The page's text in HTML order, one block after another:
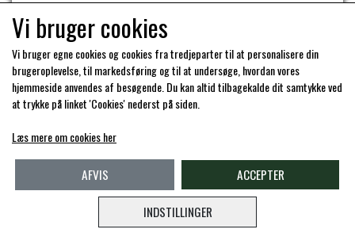
KRAFFT
Vi bruger cookies
Vi bruger egne cookies og cookies fra tredjeparter til at personalisere din
brugeroplevelse, til markedsføring og til at undersøge, hvordan vores
hjemmeside anvendes af besøgende. Du kan altid tilbagekalde dit samtykke ved
at trykke på linket 'Cookies' nederst på siden.
Læs mere om cookies her
INDSTILLINGER
AFVIS ACCEPTER